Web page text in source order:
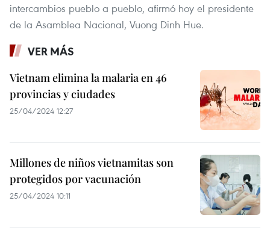
intercambios pueblo a pueblo, afirmó hoy el presidente
de la Asamblea Nacional, Vuong Dinh Hue.
VER MÁS
Vietnam elimina la malaria en 46
provincias y ciudades
25/04/2024 12:27
Millones de niños vietnamitas son
protegidos por vacunación
25/04/2024 10:11